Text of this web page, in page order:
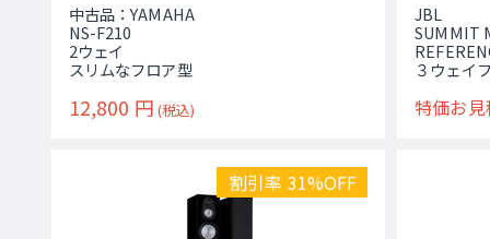
中古品：YAMAHA
NS-F210
2ウェイ
スリムなフロア型
12,800 円 (税込)
JBL
SUMMIT
３ウェイ
特価お
割引率 31%OFF